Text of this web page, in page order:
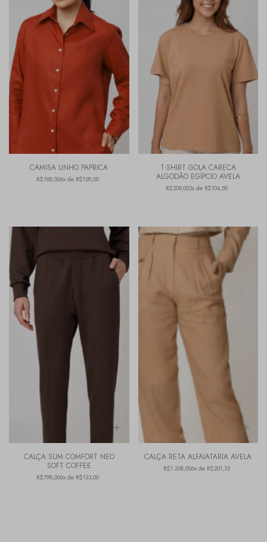
CAMISA LINHO PAPRICA
R$768,006x de R$128,00
T-SHIRT GOLA CARECA
ALGODÃO EGÍPCIO AVELA
R$209,002x de R$104,50
CALÇA SLIM COMFORT NEO
SOFT COFFEE
R$798,006x de R$133,00
CALÇA RETA ALFAIATARIA AVELA
R$1.208,006x de R$201,33